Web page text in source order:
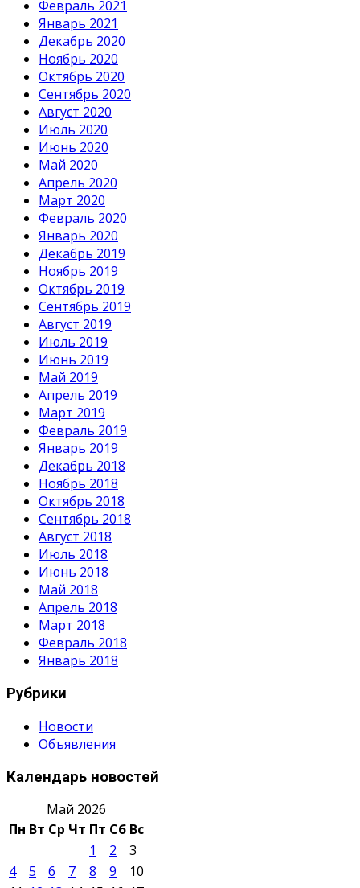
Февраль 2021
Январь 2021
Декабрь 2020
Ноябрь 2020
Октябрь 2020
Сентябрь 2020
Август 2020
Июль 2020
Июнь 2020
Май 2020
Апрель 2020
Март 2020
Февраль 2020
Январь 2020
Декабрь 2019
Ноябрь 2019
Октябрь 2019
Сентябрь 2019
Август 2019
Июль 2019
Июнь 2019
Май 2019
Апрель 2019
Март 2019
Февраль 2019
Январь 2019
Декабрь 2018
Ноябрь 2018
Октябрь 2018
Сентябрь 2018
Август 2018
Июль 2018
Июнь 2018
Май 2018
Апрель 2018
Март 2018
Февраль 2018
Январь 2018
Рубрики
Новости
Объявления
Календарь новостей
Май 2026
Пн Вт Ср Чт Пт Сб Вс
1
2
3
4
5 6 7 8 9
10